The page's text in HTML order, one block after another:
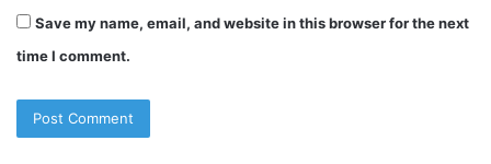
Save my name, email, and website in this browser for the next
time I comment.